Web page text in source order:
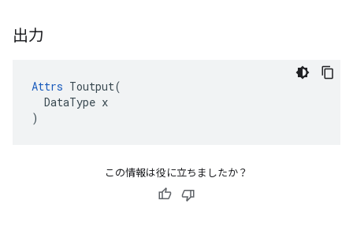
出力
Attrs Toutput(
  DataType x
)
この情報は役に立ちましたか？